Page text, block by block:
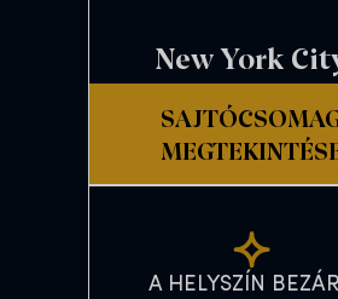
New York
A HELYSZÍN